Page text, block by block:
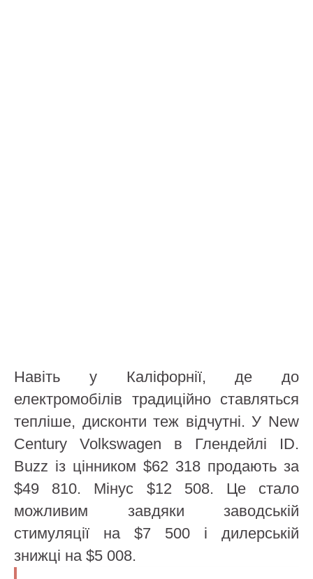
Навіть у Каліфорнії, де до
електромобілів традиційно ставляться
тепліше, дисконти теж відчутні. У New
Century Volkswagen в Глендейлі ID.
Buzz із цінником $62 318 продають за
$49 810. Мінус $12 508. Це стало
можливим завдяки заводській
стимуляції на $7 500 і дилерській
знижці на $5 008.